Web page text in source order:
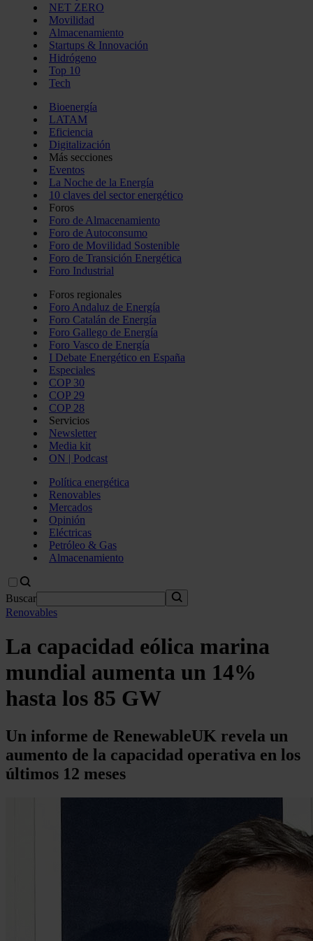
NET ZERO
Movilidad
Almacenamiento
Startups & Innovación
Hidrógeno
Top 10
Tech
Bioenergía
LATAM
Eficiencia
Digitalización
Más secciones
Eventos
La Noche de la Energía
10 claves del sector energético
Foros
Foro de Almacenamiento
Foro de Autoconsumo
Foro de Movilidad Sostenible
Foro de Transición Energética
Foro Industrial
Foros regionales
Foro Andaluz de Energía
Foro Catalán de Energía
Foro Gallego de Energía
Foro Vasco de Energía
I Debate Energético en España
Especiales
COP 30
COP 29
COP 28
Servicios
Newsletter
Media kit
ON | Podcast
Política energética
Renovables
Mercados
Opinión
Eléctricas
Petróleo & Gas
Almacenamiento
Buscar
Renovables
La capacidad eólica marina
mundial aumenta un 14%
hasta los 85 GW
Un informe de RenewableUK revela un
aumento de la capacidad operativa en los
últimos 12 meses